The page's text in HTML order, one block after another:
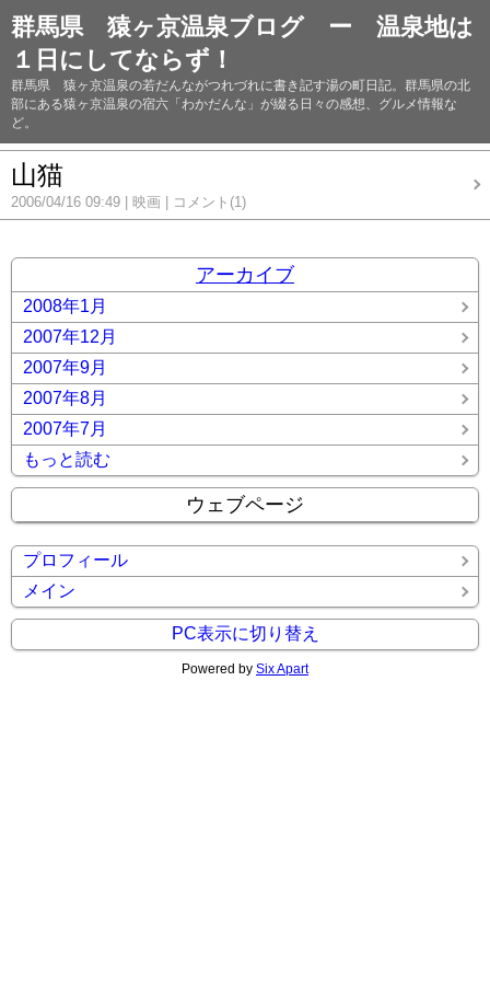
群馬県 猿ヶ京温泉ブログ ー 温泉地は
１日にしてならず！
群馬県 猿ヶ京温泉の若だんながつれづれに書き記す湯の町日記。群馬県の北
部にある猿ヶ京温泉の宿六「わかだんな」が綴る日々の感想、グルメ情報な
ど。
山猫
2006/04/16 09:49 映画 コメント(1)
アーカイブ
2008年1月
2007年12月
2007年9月
2007年8月
2007年7月
もっと読む
ウェブページ
プロフィール
メイン
PC表示に切り替え
Powered by Six Apart